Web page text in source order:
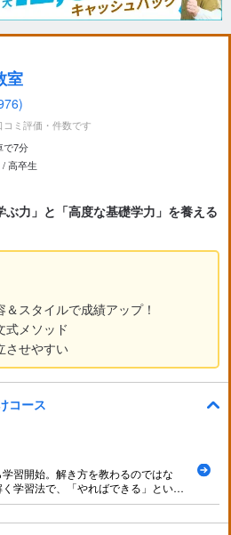
室
ミ評価・件数です
で7分
高卒生
力」と「高度な基礎学力」を養える
スタイルで成績アップ！
式メソッド
させやすい
コース
習開始。解き方を教わるのではな
学習法で、「やればできる」という